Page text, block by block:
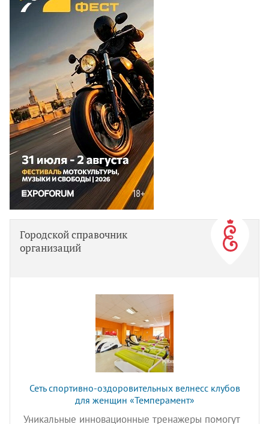
Городской справочник
организаций
Сеть спортивно-оздоровительных велнесс клубов
для женщин «Темперамент»
Уникальные инновационные тренажеры помогут